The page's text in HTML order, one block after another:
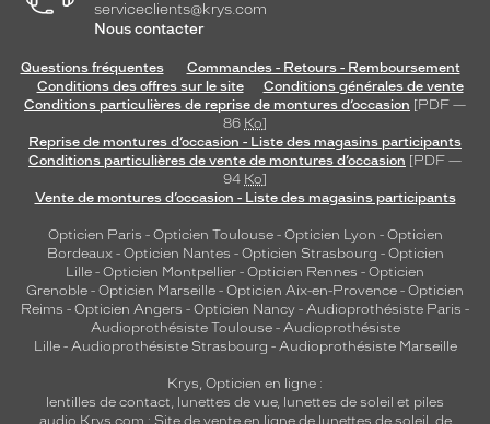
serviceclients@krys.com
Nous contacter
Questions fréquentes
Commandes - Retours - Remboursement
Conditions des offres sur le site
Conditions générales de vente
Conditions particulières de reprise de montures d’occasion [PDF —
86 Ko]
Reprise de montures d’occasion - Liste des magasins participants
Conditions particulières de vente de montures d’occasion [PDF —
94 Ko]
Vente de montures d’occasion - Liste des magasins participants
Opticien Paris - Opticien Toulouse- Opticien Lyon - Opticien
Bordeaux- Opticien Nantes - Opticien Strasbourg - Opticien
Lille - Opticien Montpellier - Opticien Rennes - Opticien
Grenoble - Opticien Marseille - Opticien Aix-en-Provence - Opticien
Reims - Opticien Angers - Opticien Nancy - Audioprothésiste Paris -
Audioprothésiste Toulouse- Audioprothésiste
Lille- Audioprothésiste Strasbourg - Audioprothésiste Marseille
Krys, Opticien en ligne :
lentilles de contact, lunettes de vue, lunettes de soleil et piles
audio Krys.com : Site de vente en ligne de lunettes de soleil, de